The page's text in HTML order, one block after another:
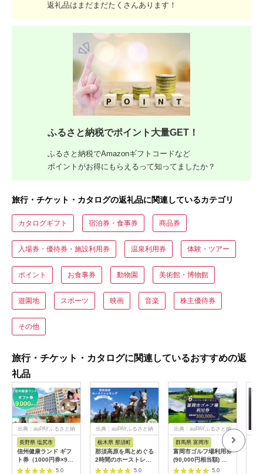
返礼品はまだまだたくさんあります！
ふるさと納税でポイント大量GET！
ふるさと納税でAmazonギフトコードなど
ポイントがお得にもらえるって知ってましたか？
旅行・チケット・カタログの返礼品に関連しているカテゴリ
カタログギフト 宿泊券・食事券 商品券
入場券・優待券・施設利用券 温泉利用券 体験・ツアー
ポイント お食事券 動物園 美術館・博物館
遊園地 スポーツ 映画 音楽 株主優待券
その他
旅行・チケット・カタログに関連しているおすすめの返
礼品
出典：auPAYふるさと納
長野県 塩尻市
信州健康ランド ギフ
ト券（1000円券×9
枚） | 信州健康ランド
5.0
出典：auPAYふるさと納
栃木県 那須町
那須高原を馬とめぐる
2時間のホーストレッ
キング 外乗ペア利用
5.0
出典：auPAYふるさと納
群馬県 富岡市
富岡市ゴルフ場利用券
(90,000円相当額) ゴ
ルフ チケット 平日 土
5.0